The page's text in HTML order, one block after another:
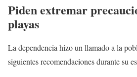
Piden extremar
playas
La dependencia hizo un llamado a la
siguientes recomendaciones durante su